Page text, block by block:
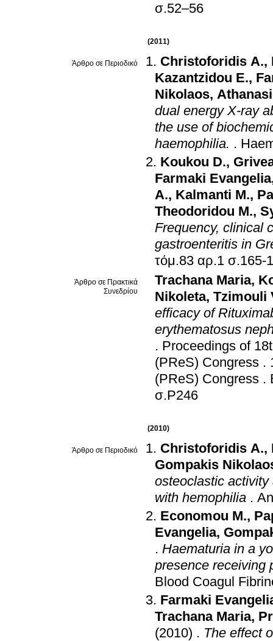
σ.52–56
(2011)
Άρθρο σε Περιοδικό Christoforidis A.,
Kazantzidou E.,
Nikolaos,
dual energy X-ray
the use of
haemophilia. .
Koukou D.,
Farmaki Evangelia
A., Kalmanti M.,
Theodoridou M.,
Frequency, clinical
gastroenteritis in
τόμ.83 αρ.1
Άρθρο σε Πρακτικά
Συνεδρίου
Trachana Maria,
Nikoleta, Tzimouli
efficacy of
erythematosus
. Proceedings of
(PReS) Congress .
(PReS) Congress .
σ.P246
(2010)
Άρθρο σε Περιοδικό Christoforidis A.,
Gompakis
osteoclastic
with hemophilia .
Economou M.,
Evangelia,
. Haematuria in a
presence receiving
Blood Coagul
Farmaki
Trachana Maria,
(2010) . The effect